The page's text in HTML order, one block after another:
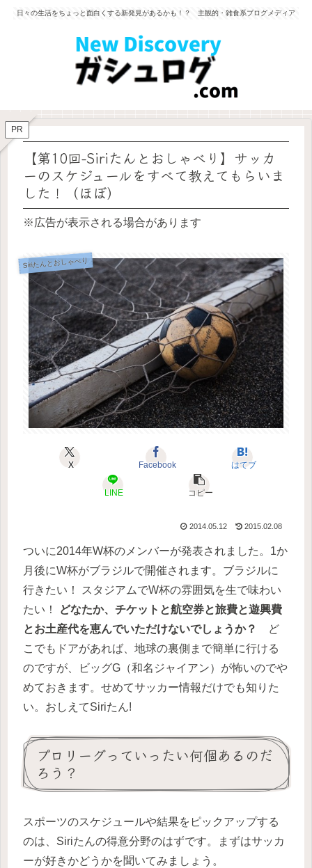
日々の生活をちょっと面白くする新発見があるかも！？ 主観的・雑食系ブログメディア
PR
【第10回-Siriたんとおしゃべり】サッカ
ーのスケジュールをすべて教えてもらいま
した！（ほぼ）
※広告が表示される場合があります
Siriたんとおしゃべり
X Facebook はてブ
LINE コピー
2014.05.12 2015.02.08
ついに2014年W杯のメンバーが発表されました。1か
月後にW杯がブラジルで開催されます。ブラジルに
行きたい！ スタジアムでW杯の雰囲気を生で味わい
たい！
どなたか、チケットと航空券と旅費と遊興費
とお土産代を恵んでいただけないでしょうか？
ど
こでもドアがあれば、地球の裏側まで簡単に行ける
のですが、ビッグG（和名ジャイアン）が怖いのでや
めておきます。せめてサッカー情報だけでも知りた
い。おしえてSiriたん!
プロリーグっていったい何個あるのだ
ろう？
スポーツのスケジュールや結果をピックアップする
のは、Siriたんの得意分野のはずです。まずはサッカ
ーが好きかどうかを聞いてみましょう。